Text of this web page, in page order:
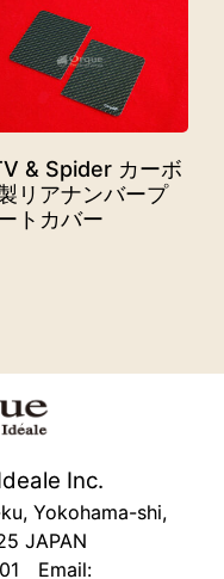
& Spider カーボ
リアナンバープ
トカバー
Inc.
Yokohama-shi,
JAPAN
Email: